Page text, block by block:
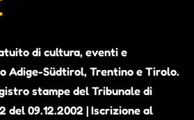
di cultura, eventi e
Adige-Südtirol, Trentino e Tirolo.
stampe del Tribunale di
del 09.12.2002 | Iscrizione al